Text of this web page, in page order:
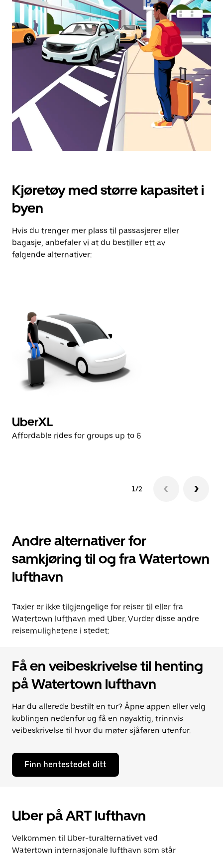
velge
en
dato.
Trykk
på
Esc-
knappen
kalenderen.
Kjøretøy med større kapasitet i
byen
Hvis du trenger mer plass til passasjerer eller
bagasje, anbefaler vi at du bestiller ett av
følgende alternativer:
UberXL
Affordable rides for groups up to 6
1/2
Andre alternativer for
samkjøring til og fra Watertown
lufthavn
Taxier er ikke tilgjengelige for reiser til eller fra
Watertown lufthavn med Uber. Vurder disse andre
reisemulighetene i stedet:
Få en veibeskrivelse til henting
på Watertown lufthavn
Har du allerede bestilt en tur? Åpne appen eller velg
koblingen nedenfor og få en nøyaktig, trinnvis
veibeskrivelse til hvor du møter sjåføren utenfor.
Finn hentestedet ditt
Uber på ART lufthavn
Velkommen til Uber-turalternativet ved
Watertown internasjonale lufthavn som står